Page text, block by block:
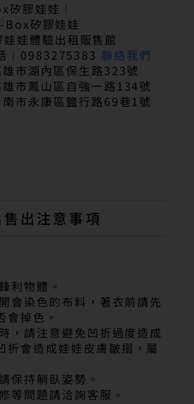
矽膠娃娃｜
矽膠娃娃
娃體驗出租販售館
｜0983275383 聯絡我們
市湖內區保生路323號
市鳳山區自強一路134號
市永康區鹽行路69巷1號
出注意事項
利物體。
會染色的布料，著衣前請先
會掉色。
，請注意避免凹折過度造成
折會造成娃娃皮膚皺摺，屬
保持躺臥姿勢。
等問題請洽詢客服。